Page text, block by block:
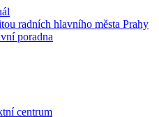
radních hlavního města Prahy
poradna
centrum